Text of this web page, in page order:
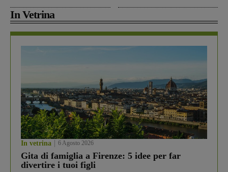
In Vetrina
In vetrina 6 Agosto 2026
Gita di famiglia a Firenze: 5 idee per far
divertire i tuoi figli